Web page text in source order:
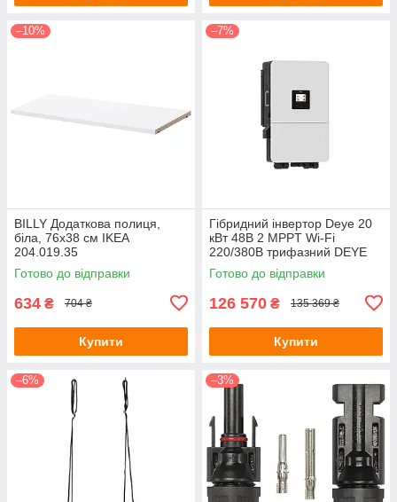
–10%
BILLY Додаткова полиця,
біла, 76х38 см IKEA
204.019.35
Готово до відправки
634 ₴ 704 ₴
Купити
–7%
Гібридний інвертор Deye 20
кВт 48В 2 MPPT Wi-Fi
220/380В трифазний DEYE
Готово до відправки
126 570 ₴ 135 369 ₴
Купити
–6% –3%